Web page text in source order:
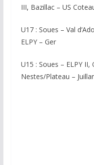
III, Bazillac – US
U17 : Soues – Val
ELPY – Ger
U15 : Soues – ELPY
Nestes/Plateau –